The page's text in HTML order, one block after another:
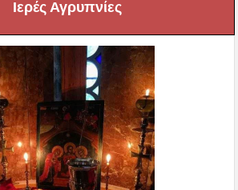
Ιερές Αγρυπνίες